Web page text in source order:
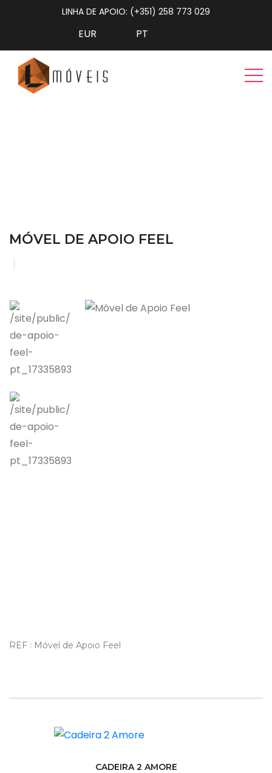
LINHA DE APOIO: (+351) 258 773 029
MÓVEL DE APOIO FEEL
REF : Móvel de Apoio Feel
CADEIRA 2 AMORE